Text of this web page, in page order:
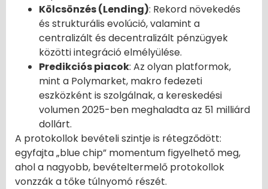
Kölcsönzés (Lending): Rekord növekedés
és strukturális evolúció, valamint a
centralizált és decentralizált pénzügyek
közötti integráció elmélyülése.
Predikciós piacok: Az olyan platformok,
mint a Polymarket, makro fedezeti
eszközként is szolgálnak, a kereskedési
volumen 2025-ben meghaladta az 51 milliárd
dollárt.
A protokollok bevételi szintje is rétegződött:
egyfajta „blue chip” momentum figyelhető meg,
ahol a nagyobb, bevételtermelő protokollok
vonzzák a tőke túlnyomó részét.